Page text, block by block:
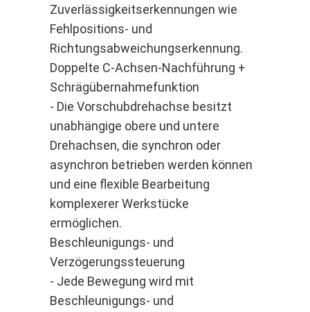
Zuverlässigkeitserkennungen wie
Fehlpositions- und
Richtungsabweichungserkennung.
Doppelte C-Achsen-Nachführung +
Schrägübernahmefunktion
- Die Vorschubdrehachse besitzt
unabhängige obere und untere
Drehachsen, die synchron oder
asynchron betrieben werden können
und eine flexible Bearbeitung
komplexerer Werkstücke
ermöglichen.
Beschleunigungs- und
Verzögerungssteuerung
- Jede Bewegung wird mit
Beschleunigungs- und